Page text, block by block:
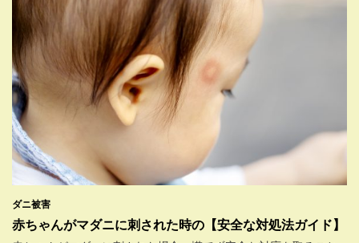
ダニ被害
赤ちゃんがマダニに刺された時の【安全な対処法ガイド】